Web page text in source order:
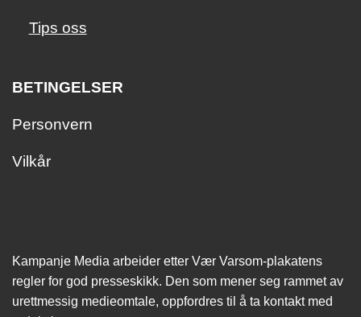
Tips oss
BETINGELSER
Personvern
Vilkår
Kampanje Media arbeider etter Vær Varsom-plakatens
regler for god presseskikk. Den som mener seg rammet av
urettmessig medie­omtale, oppfordres til å ta kontakt med